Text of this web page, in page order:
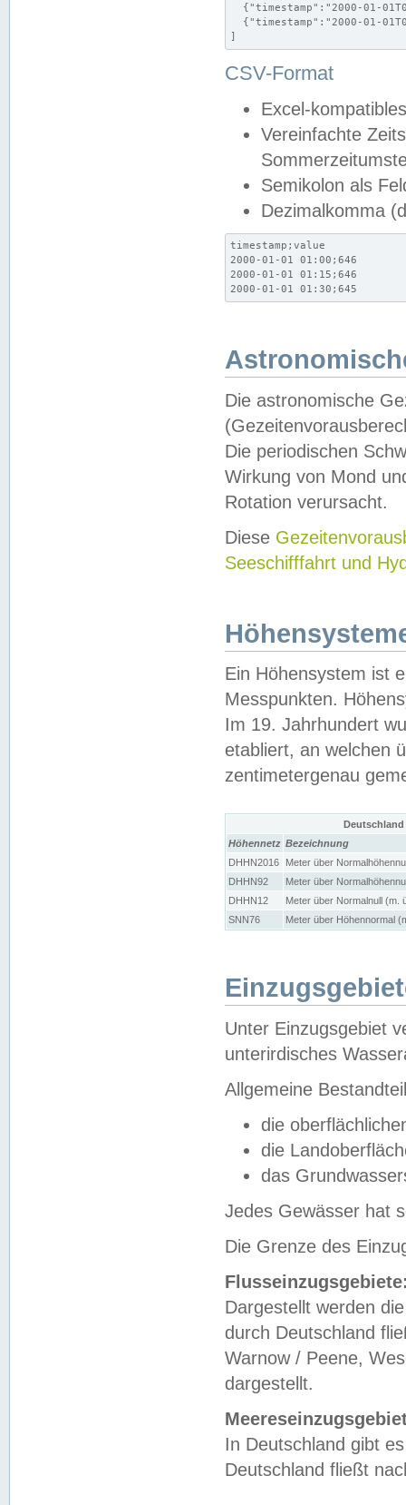
{"timestamp":"2000-01-
{"timestamp":"2000-01-
]
CSV-Format
Excel-
Vereinfachte
Semikolon als
Dezimalkomma
timestamp;value
2000-01-01 01:00;646
2000-01-01 01:15;646
2000-01-01 01:30;645
Die astronomische
Die periodischen
Wirkung von Mond
Rotation verursacht.
Diese
Seeschifffahrt und
Ein Höhensystem ist
Messpunkten.
Im 19. Jahrhundert
etabliert, an welchen
zentimetergenau
Höhennetz Bezeichnung
DHHN2016
Meter über
DHHN92
Meter über
DHHN12
Meter über Normalnull (m.
SNN76
Meter über Höhennormal
Unter Einzugsgebiet
unterirdisches
Allgemeine
die
die
das
Jedes Gewässer hat
Die Grenze des
Dargestellt werden
durch Deutschland
Warnow / Peene,
dargestellt.
In Deutschland gibt
Deutschland fließt